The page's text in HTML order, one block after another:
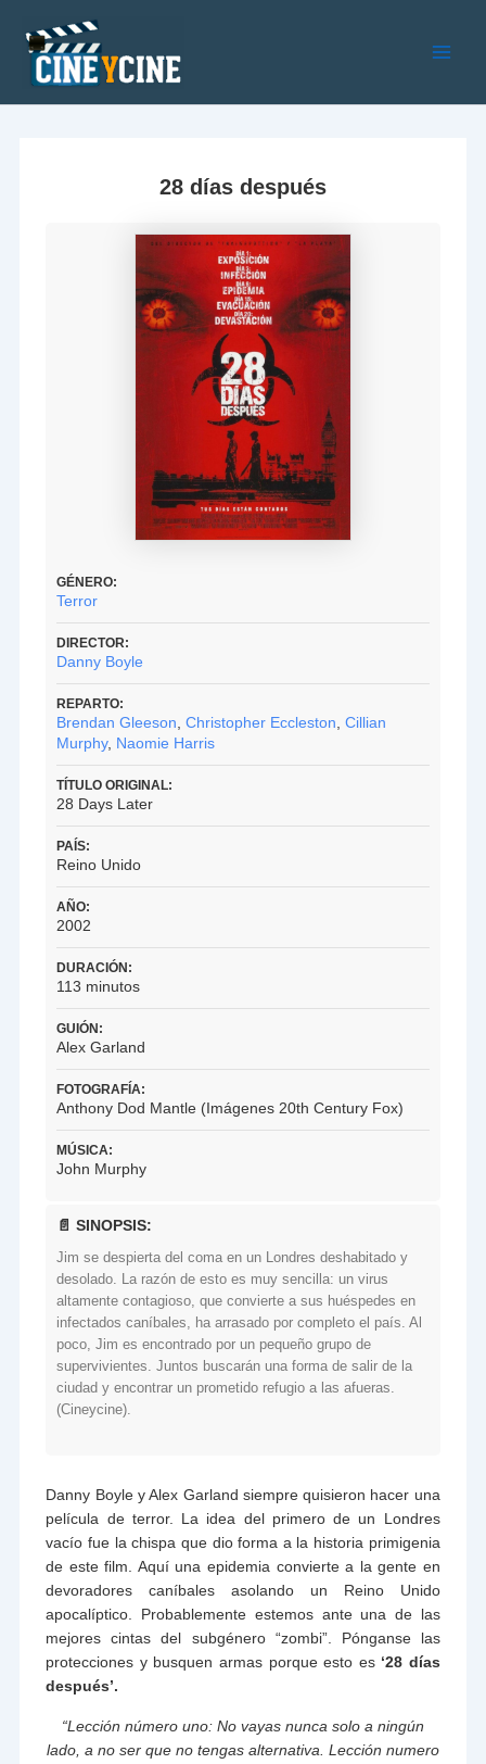
contenido
28 días después
GÉNERO:
Terror
DIRECTOR:
Danny Boyle
REPARTO:
Brendan Gleeson ,Christopher Eccleston ,Cillian
Murphy, Naomie Harris
TÍTULO ORIGINAL:
28 Days Later
PAÍS:
Reino Unido
AÑO:
2002
DURACIÓN:
113 minutos
GUIÓN:
Alex Garland
FOTOGRAFÍA:
Anthony Dod Mantle (Imágenes 20th Century Fox)
MÚSICA:
John Murphy
📄 SINOPSIS:
Jim se despierta del coma en un Londres deshabitado y
desolado. La razón de esto es muy sencilla: un virus
altamente contagioso, que convierte a sus huéspedes en
infectados caníbales, ha arrasado por completo el país. Al
poco, Jim es encontrado por un pequeño grupo de
supervivientes. Juntos buscarán una forma de salir de la
ciudad y encontrar un prometido refugio a las afueras.
(Cineycine).
Danny Boyle y Alex Garland siempre quisieron hacer una
película de terror. La idea del primero de un Londres
vacío fue la chispa que dio forma a la historia primigenia
de este film. Aquí una epidemia convierte a la gente en
devoradores caníbales asolando un Reino Unido
apocalíptico. Probablemente estemos ante una de las
mejores cintas del subgénero “zombi”. Pónganse las
protecciones y busquen armas porque esto es ‘28 días
después’.
“Lección número uno: No vayas nunca solo a ningún
lado, a no ser que no tengas alternativa. Lección numero